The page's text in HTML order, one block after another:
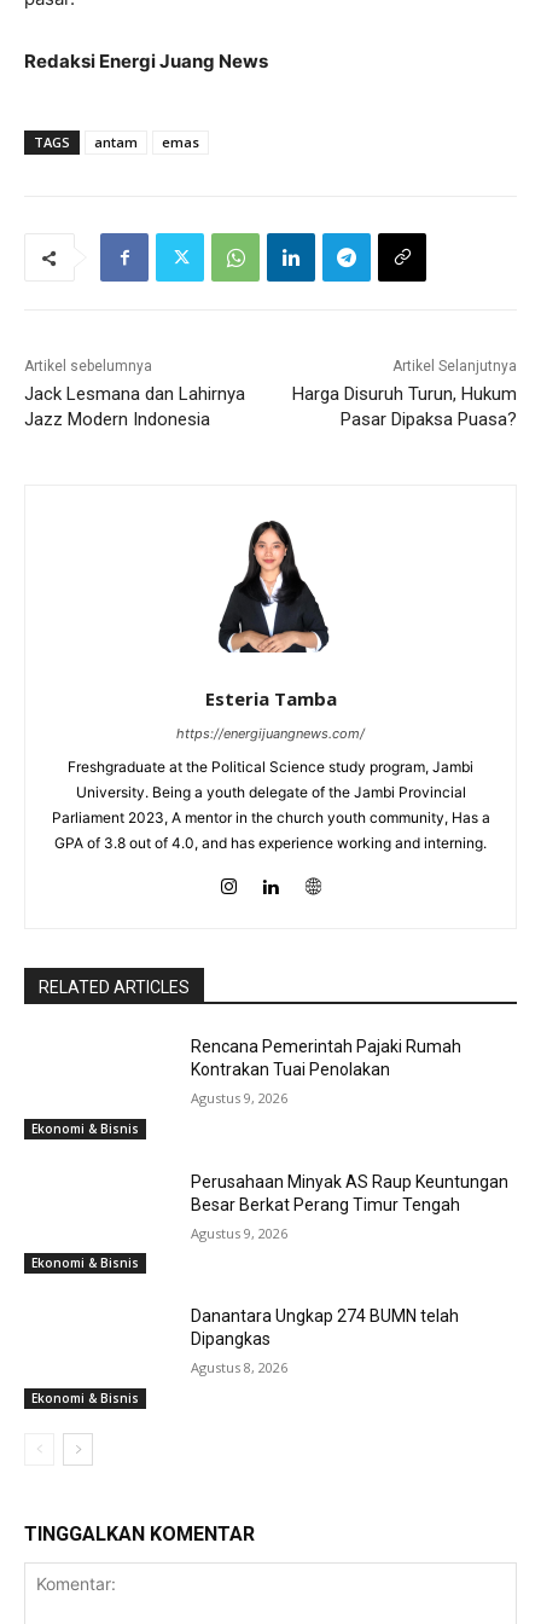
Redaksi Energi Juang News
TAGS antam emas
Artikel sebelumnya
Jack Lesmana dan Lahirnya
Jazz Modern Indonesia
Artikel Selanjutnya
Harga Disuruh Turun, Hukum
Pasar Dipaksa Puasa?
Esteria Tamba
https://energijuangnews.com/
Freshgraduate at the Political Science study program, Jambi
University. Being a youth delegate of the Jambi Provincial
Parliament 2023, A mentor in the church youth community, Has a
GPA of 3.8 out of 4.0, and has experience working and interning.
RELATED ARTICLES
Ekonomi & Bisnis
Rencana Pemerintah Pajaki Rumah
Kontrakan Tuai Penolakan
Agustus 9, 2026
Ekonomi & Bisnis
Perusahaan Minyak AS Raup Keuntungan
Besar Berkat Perang Timur Tengah
Agustus 9, 2026
Ekonomi & Bisnis
Danantara Ungkap 274 BUMN telah
Dipangkas
Agustus 8, 2026
TINGGALKAN KOMENTAR